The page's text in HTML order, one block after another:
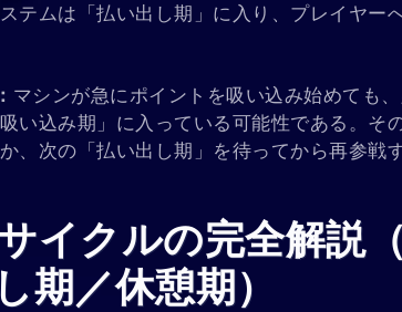
テムは「払い出し期」に入り、プレイヤー
マシンが急にポイントを吸い込み始めても
い込み期」に入っている可能性である。そ
、次の「払い出し期」を待ってから再参戦
イクルの完全解説
期／休憩期）